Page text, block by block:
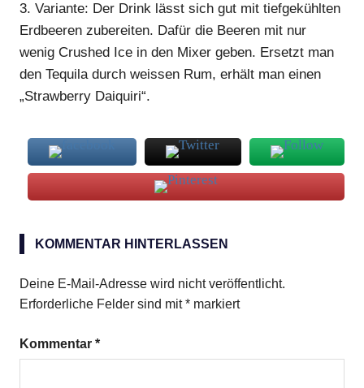
3. Variante: Der Drink lässt sich gut mit tiefgekühlten
Erdbeeren zubereiten. Dafür die Beeren mit nur
wenig Crushed Ice in den Mixer geben. Ersetzt man
den Tequila durch weissen Rum, erhält man einen
„Strawberry Daiquiri“.
Margarita
KOMMENTAR HINTERLASSEN
Deine E-Mail-Adresse wird nicht veröffentlicht.
Erforderliche Felder sind mit* markiert
Kommentar *